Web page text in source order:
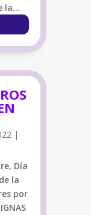
la…
|
Día
la
por